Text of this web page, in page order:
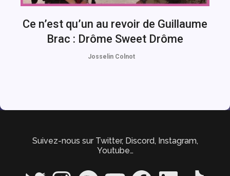
Ce n’est qu’un au revoir de Guillaume
Brac : Drôme Sweet Drôme
Josselin Colnot
Suivez-nous sur Twitter, Discord, Instagram,
Youtube…
Twitter InstagramSpotify YouTube FacebookLinkedIn TikTok